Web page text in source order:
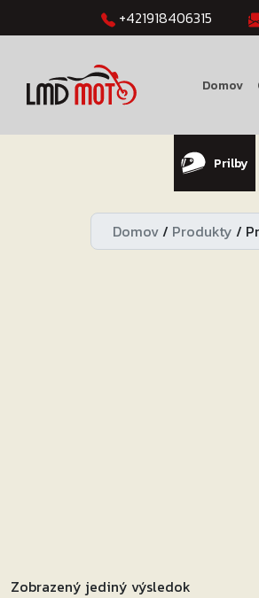
+421918406315
Domov
Prilby
Domov/ Produkty /
Zobrazený jediný výsledok